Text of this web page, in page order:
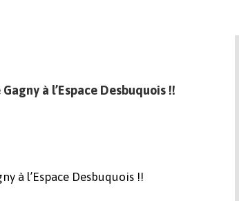
à l’Espace Desbuquois !!
à l’Espace Desbuquois !!